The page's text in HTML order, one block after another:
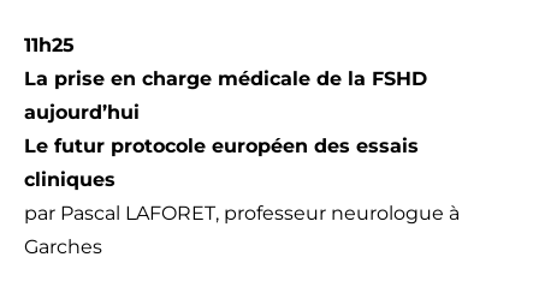
11h25
La prise en charge médicale de la FSHD
aujourd’hui
Le futur protocole européen des essais
cliniques
par Pascal LAFORET, professeur neurologue à
Garches